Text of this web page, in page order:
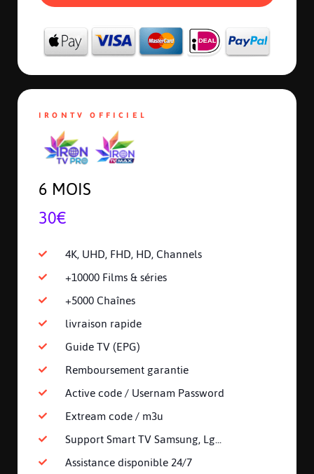
IRONTV OFFICIEL
6 MOIS
30€
4K, UHD, FHD, HD, Channels
+10000 Films & séries
+5000 Chaînes
livraison rapide
Guide TV (EPG)
Remboursement garantie
Active code / Usernam Password
Extream code / m3u
Support Smart TV Samsung, Lg...
Assistance disponible 24/7